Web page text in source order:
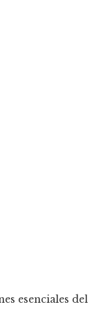
esenciales del